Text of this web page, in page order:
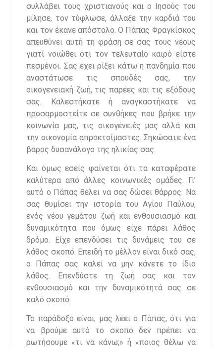
συλλάβει τους χριστιανούς και ο Ιησούς του
μίλησε, τον τύφλωσε, άλλαξε την καρδιά του
και τον έκανε απόστολο. Ο Πάπας Φραγκίσκος
απευθύνει αυτή τη φράση σε σας τους νέους
γιατί νοιώθει ότι τον τελευταίο καιρό είστε
πεσμένοι. Σας έχει ρίξει κάτω η πανδημία που
αναστάτωσε τις σπουδές σας, την
οικογενειακή ζωή, τις παρέες και τις εξόδους
σας. Καλεστήκατε ή αναγκαστήκατε να
προσαρμοστείτε σε συνθήκες που βρήκε την
κοινωνία μας, τις οικογένειές μας αλλά και
την οικονομία απροετοίμαστες. Σηκώσατε ένα
βάρος δυσανάλογο της ηλικίας σας.
Και όμως εσείς φαίνεται ότι τα καταφέρατε
καλύτερα από άλλες κοινωνικές ομάδες. Γι’
αυτό ο Πάπας θέλει να σας δώσει θάρρος. Να
σας θυμίσει την ιστορία του Αγίου Παύλου,
ενός νέου γεμάτου ζωή και ενθουσιασμό και
δυναμικότητα που όμως είχε πάρει λάθος
δρόμο. Είχε επενδύσει τις δυνάμεις του σε
λάθος σκοπό. Επειδή το μέλλον είναι δικό σας,
ο Πάπας σας καλεί να μην κάνετε το ίδιο
λάθος. Επενδύστε τη ζωή σας και τον
ενθουσιασμό και την δυναμικότητά σας σε
καλό σκοπό.
Το παράδοξο είναι, μας λέει ο Πάπας, ότι για
να βρούμε αυτό το σκοπό δεν πρέπει να
ρωτήσουμε «τι να κάνω;» ή «ποιος θέλω να